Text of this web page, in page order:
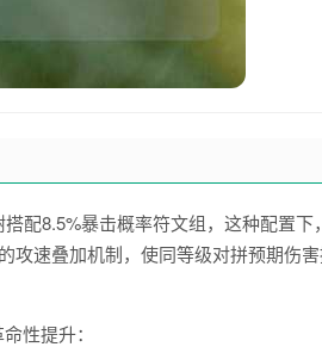
配8.5%暴击概率符文组，这种配置下
攻速叠加机制，使同等级对拼预期伤
性提升：